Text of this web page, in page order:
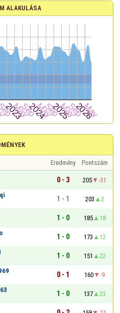
ALAKULÁSA
Eredmény
Pontszám
0 - 3 205
-31
1 - 1 203
2
1 - 0 185
18
1 - 0 173
12
1 - 0 151
22
0 - 1 160
-9
1 - 0 137
23